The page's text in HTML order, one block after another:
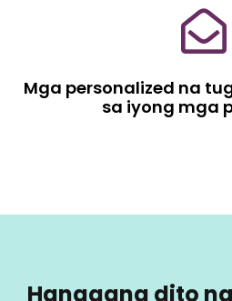
Mga personalized na
sa iyong mga
Hanggang dito